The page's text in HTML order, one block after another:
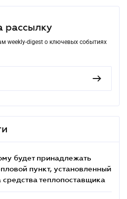
рассылку
weekly-digest о ключевых событиях
будет принадлежать
пункт, установленный
средства теплопоставщика